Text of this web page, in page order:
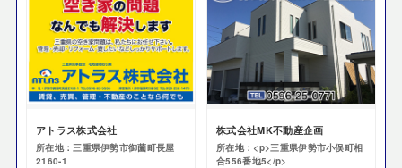
アトラス株式会社
所在地：三重県伊勢市御薗町長屋
2160-1
株式会社MK不動産企画
所在地：<p>三重県伊勢市小俣町相
合556番地5</p>